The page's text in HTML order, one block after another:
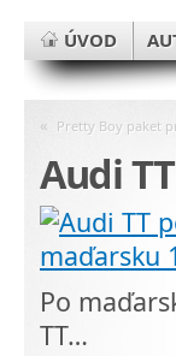
ÚVOD
« Pretty Boy paket
Audi
Po
TT…